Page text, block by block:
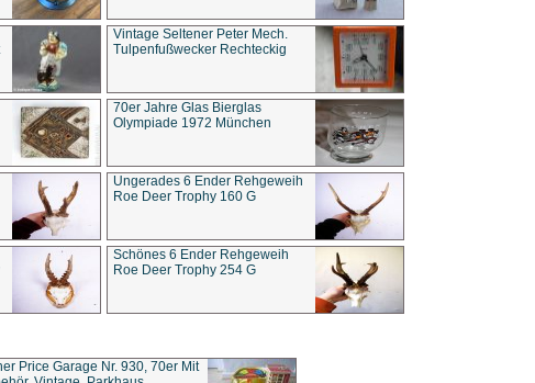
Vintage Seltener Peter Mech.
Tulpenfußwecker Rechteckig
70er Jahre Glas Bierglas
Olympiade 1972 München
Ungerades 6 Ender Rehgeweih
Roe Deer Trophy 160 G
Schönes 6 Ender Rehgeweih
Roe Deer Trophy 254 G
Price Garage Nr. 930, 70er Mit